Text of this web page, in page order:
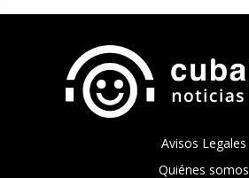
Avisos Legales
Quiénes somos